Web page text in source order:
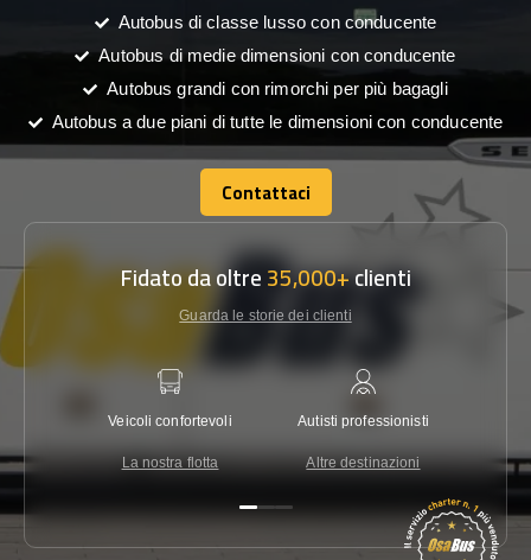
Autobus di classe lusso con conducente
Autobus di medie dimensioni con conducente
Autobus grandi con rimorchi per più bagagli
Autobus a due piani di tutte le dimensioni con conducente
Contattaci
Contattaci
Fidato da oltre35,000+clienti
Guarda le storie dei clienti
Veicoli confortevoli
La nostra flotta
Autisti professionisti
Altre destinazioni